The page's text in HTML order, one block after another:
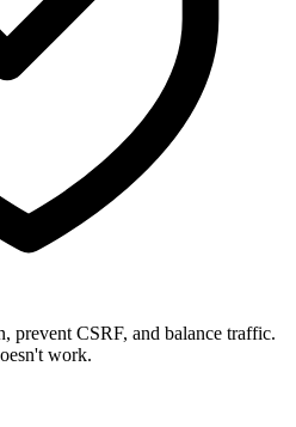
prevent CSRF, and balance traffic.
work.